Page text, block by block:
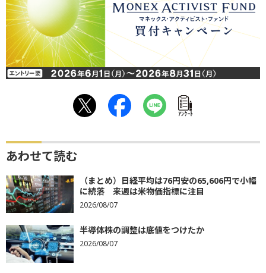
ｱﾝｹｰﾄ
あわせて読む
（まとめ）日経平均は76円安の65,606円で小幅
に続落 来週は米物価指標に注目
2026/08/07
半導体株の調整は底値をつけたか
2026/08/07